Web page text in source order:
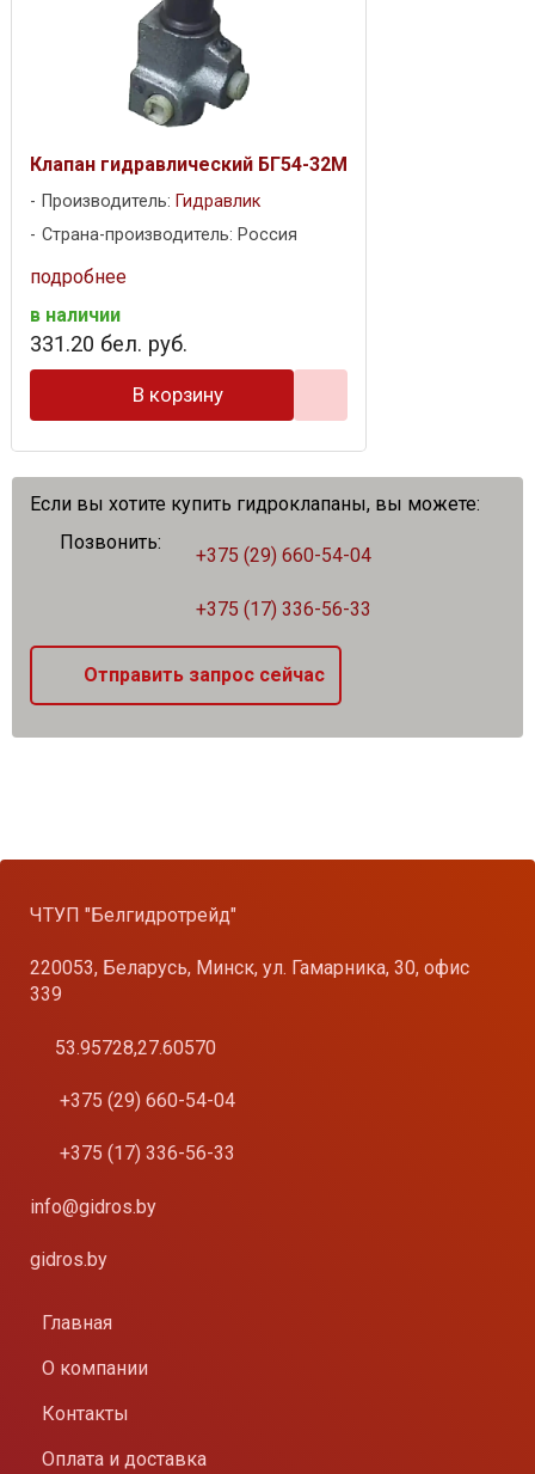
Клапан гидравлический БГ54-32М
Производитель: Гидравлик
Страна-производитель: Россия
подробнее
в наличии
331.20 бел. руб.
В корзину
Если вы хотите купить гидроклапаны, вы можете:
Позвонить:
+375 (29) 660-54-04
+375 (17) 336-56-33
Отправить запрос сейчас
ЧТУП "Белгидротрейд"
220053, Беларусь, Минск, ул. Гамарника, 30, офис
339
53.95728,27.60570
+375 (29) 660-54-04
+375 (17) 336-56-33
info@gidros.by
gidros.by
Главная
О компании
Контакты
Оплата и доставка